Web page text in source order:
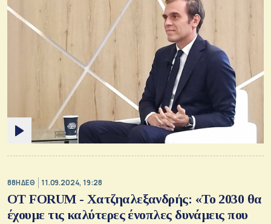
88Η ΔΕΘ 11.09.2024, 19:28
OT FORUM - Χατζηαλεξανδρής: «Το 2030 θα
έχουμε τις καλύτερες ένοπλες δυνάμεις που